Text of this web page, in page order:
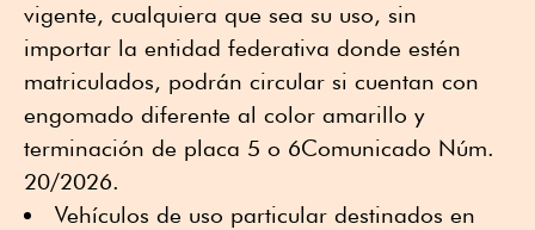
vigente, cualquiera que sea su uso, sin
importar la entidad federativa donde estén
matriculados, podrán circular si cuentan con
engomado diferente al color amarillo y
terminación de placa 5 o 6Comunicado Núm.
20/2026.
Vehículos de uso particular destinados en